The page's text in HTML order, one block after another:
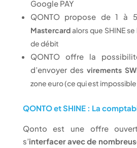
Google PAY
QONTO propose de 1 à
Mastercardalors que SHINE
de débit
QONTO offre la
d’envoyer desvirements
zone euro (ce qui est impossible
QONTO et SHINE : La
Qonto est une offre
s’interfacer avec de